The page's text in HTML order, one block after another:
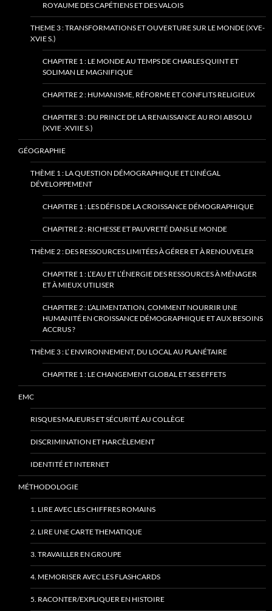
ROYAUME DES CAPÉTIENS ET DES VALOIS
THEME 3 : TRANSFORMATIONS ET OUVERTURE SUR LE MONDE (XVE-
XVIE S.)
CHAPITRE 1 : LE MONDE AU TEMPS DE CHARLES QUINT ET
SOLIMAN LE MAGNIFIQUE
CHAPITRE 2 : HUMANISME, RÉFORME ET CONFLITS RELIGIEUX
CHAPITRE 3 : DU PRINCE DE LA RENAISSANCE AU ROI ABSOLU
(XVIE -XVIIE S.)
GÉOGRAPHIE
THÈME 1 : LA QUESTION DÉMOGRAPHIQUE ET L’INÉGAL
DÉVELOPPEMENT
CHAPITRE 1 : LES DÉFIS DE LA CROISSANCE DÉMOGRAPHIQUE
CHAPITRE 2 : RICHESSE ET PAUVRETÉ DANS LE MONDE
THÈME 2 : DES RESSOURCES LIMITÉES À GÉRER ET À RENOUVELER
CHAPITRE 1 : L’EAU ET L’ÉNERGIE DES RESSOURCES À MÉNAGER
ET À MIEUX UTILISER
CHAPITRE 2 : L’ALIMENTATION, COMMENT NOURRIR UNE
HUMANITÉ EN CROISSANCE DÉMOGRAPHIQUE ET AUX BESOINS
ACCRUS ?
THÈME 3 : L’ ENVIRONNEMENT, DU LOCAL AU PLANÉTAIRE
CHAPITRE 1 : LE CHANGEMENT GLOBAL ET SES EFFETS
EMC
RISQUES MAJEURS ET SÉCURITÉ AU COLLÈGE
DISCRIMINATION ET HARCÈLEMENT
IDENTITÉ ET INTERNET
MÉTHODOLOGIE
1. LIRE AVEC LES CHIFFRES ROMAINS
2. LIRE UNE CARTE THEMATIQUE
3. TRAVAILLER EN GROUPE
4. MEMORISER AVEC LES FLASHCARDS
5. RACONTER/EXPLIQUER EN HISTOIRE